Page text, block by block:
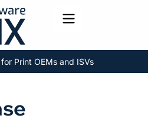
Toggle menu
Print OEMs and ISVs